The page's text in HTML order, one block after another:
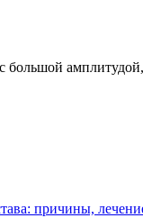
амплитудой,
причины,